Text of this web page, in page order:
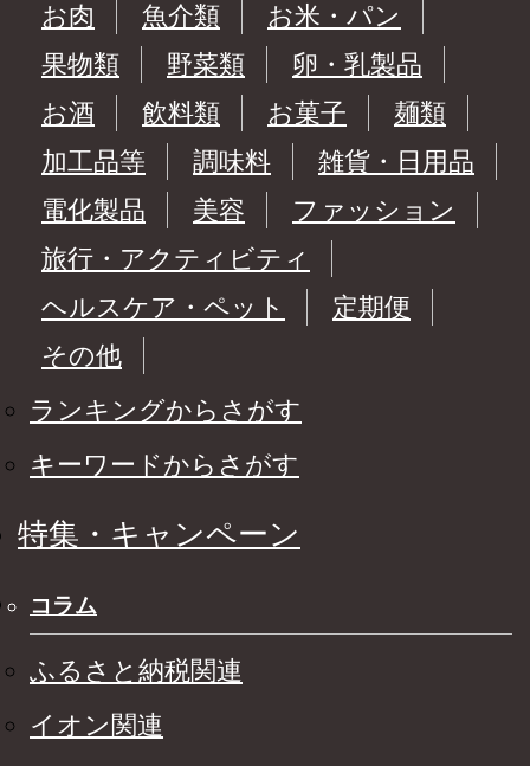
お肉
魚介類
お米・パン
果物類
野菜類
卵・乳製品
お酒
飲料類 お菓子
麺類
加工品等
調味料
雑貨・日用品
電化製品
美容
ファッション
旅行・アクティビティ
ヘルスケア・ペット
定期便
その他
ランキングからさがす
キーワードからさがす
特集・キャンペーン
コラム
ふるさと納税関連
イオン関連